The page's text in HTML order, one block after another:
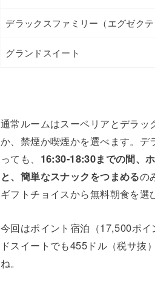
デラックスファミリー（エグゼクテ
グランドスイート
通常ルームはスーペリアとデラ
か、禁煙か喫煙かを選べます。
っても、 16:30-18:30までの間、
と、簡単なスナックをつまめるの
ギフトチョイスから無料朝食を選
今回はポイント宿泊（17,500ポ
ドスイートでも455ドル（税サ抜
ね。